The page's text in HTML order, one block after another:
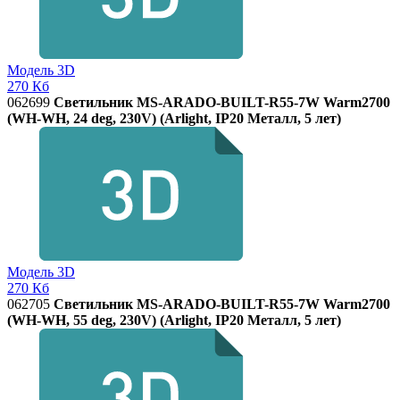
Модель 3D
270 Кб
062699 Светильник MS-ARADO-BUILT-R55-7W Warm2700
(WH-WH, 24 deg, 230V) (Arlight, IP20 Металл, 5 лет)
Модель 3D
270 Кб
062705 Светильник MS-ARADO-BUILT-R55-7W Warm2700
(WH-WH, 55 deg, 230V) (Arlight, IP20 Металл, 5 лет)